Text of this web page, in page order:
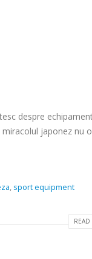
despre
japonez nu
, sport equipment